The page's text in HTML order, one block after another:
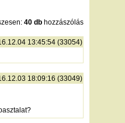
40 db hozzászólás
13:45:54 (33054)
18:09:16 (33049)